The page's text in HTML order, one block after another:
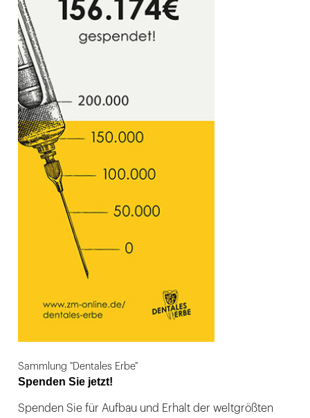
Sammlung "Dentales Erbe"
Spenden Sie jetzt!
Spenden Sie für Aufbau und Erhalt der weltgrößten